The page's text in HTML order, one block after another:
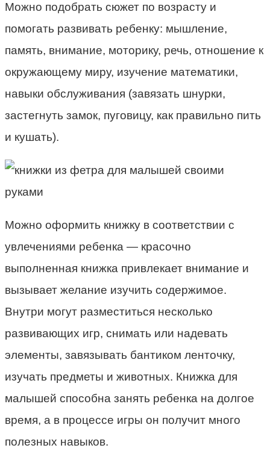
Можно подобрать сюжет по возрасту и
помогать развивать ребенку: мышление,
память, внимание, моторику, речь, отношение к
окружающему миру, изучение математики,
навыки обслуживания (завязать шнурки,
застегнуть замок, пуговицу, как правильно пить
и кушать).
Можно оформить книжку в соответствии с
увлечениями ребенка — красочно
выполненная книжка привлекает внимание и
вызывает желание изучить содержимое.
Внутри могут разместиться несколько
развивающих игр, снимать или надевать
элементы, завязывать бантиком ленточку,
изучать предметы и животных. Книжка для
малышей способна занять ребенка на долгое
время, а в процессе игры он получит много
полезных навыков.